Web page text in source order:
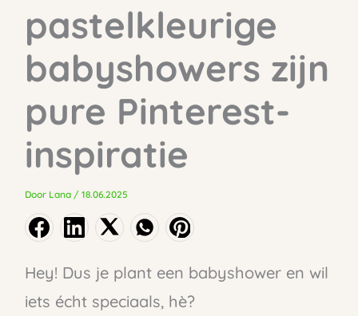
pastelkleurige
babyshowers zijn
pure Pinterest-
inspiratie
Door Lana / 18.06.2025
Hey! Dus je plant een babyshower en wil
iets écht speciaals, hè?